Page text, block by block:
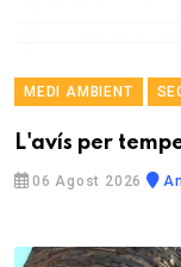
MEDI AMBIENT
L'avís per
06 Agost 2026